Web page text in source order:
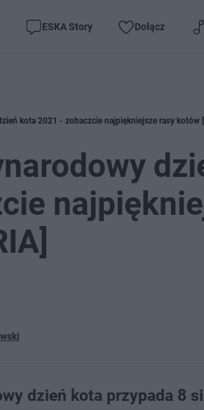
ESKA Story Dołącz
kota 2021 - zobaczcie najpiękniejsze rasy kotów
dzień kota przypada 8